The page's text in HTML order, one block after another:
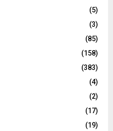
(5)
(3)
(85)
(158)
(383)
(4)
(2)
(17)
(19)